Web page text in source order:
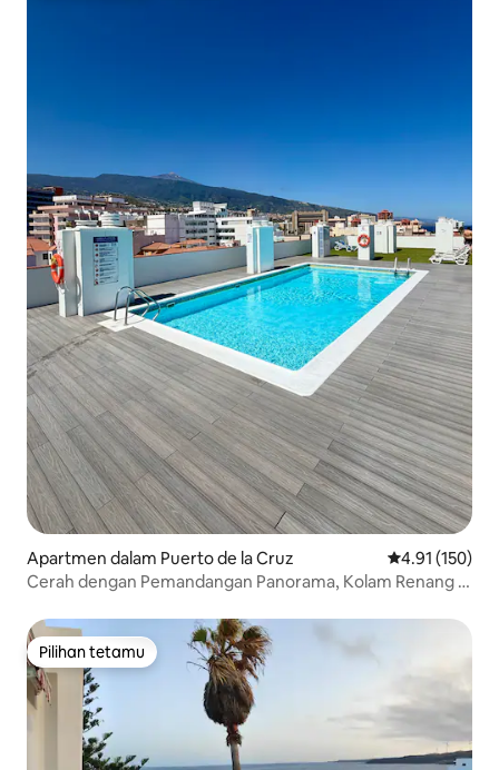
Apartmen dalam Puerto de la Cruz Penarafan
4.91 (150)
Cerah dengan Pemandangan Panorama, Kolam Renang &
Pilihan tetamu
Pilihan tetamu